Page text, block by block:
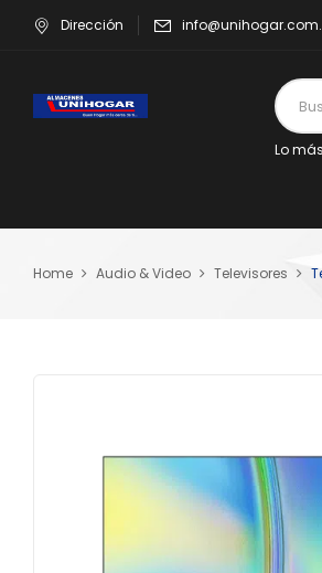
Dirección
Lo
Home Audio & Video Televisores